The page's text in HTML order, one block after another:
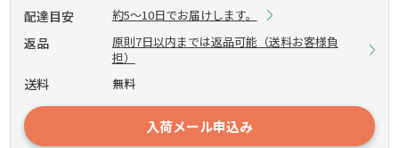
配達目安 約5～10日でお届けします。
返品
原則7日以内までは返品可能（送料お客様負
担）
送料 無料
入荷メール申込み